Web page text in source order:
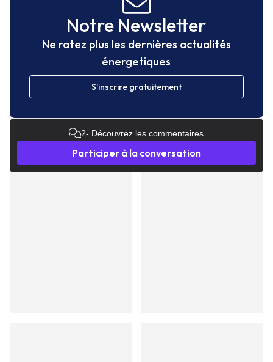
Notre Newsletter
Ne ratez plus les dernières actualités
énergetiques
S'inscrire gratuitement
2- Découvrez les commentaires
Participer à la conversation